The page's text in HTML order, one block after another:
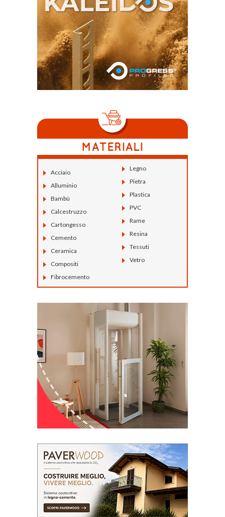
Acciaio
Alluminio
Bambù
Calcestruzzo
Cartongesso
Cemento
Ceramica
Compositi
Fibrocemento
Legno
Pietra
Plastica
PVC
Rame
Resina
Tessuti
Vetro